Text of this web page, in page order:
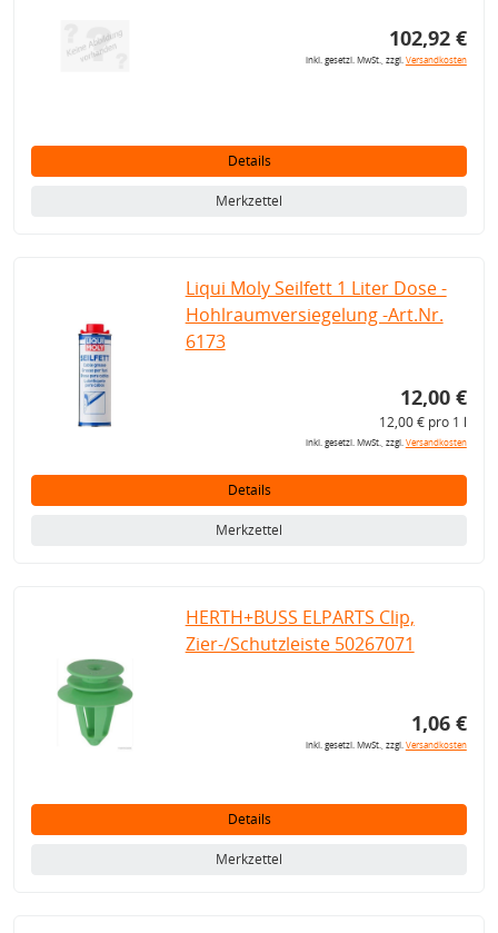
102,92 €
inkl. gesetzl. MwSt., zzgl.Versandkosten
Details
Merkzettel
Liqui Moly Seilfett 1 Liter Dose -
Hohlraumversiegelung -Art.Nr.
6173
12,00 €
12,00 € pro 1 l
inkl. gesetzl. MwSt., zzgl.Versandkosten
Details
Merkzettel
HERTH+BUSS ELPARTS Clip,
Zier-/Schutzleiste 50267071
1,06 €
inkl. gesetzl. MwSt., zzgl.Versandkosten
Details
Merkzettel